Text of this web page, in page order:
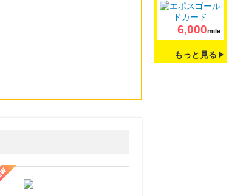
6,000mile
もっと見る